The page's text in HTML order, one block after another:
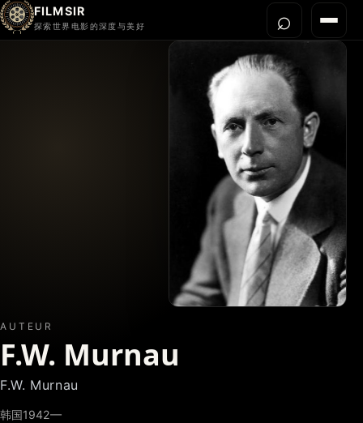
FILMSIR
探索世界电影的深度与美好 菜单
⌕打开
AUTEUR
F.W. Murnau
F.W. Murnau
韩国1942—